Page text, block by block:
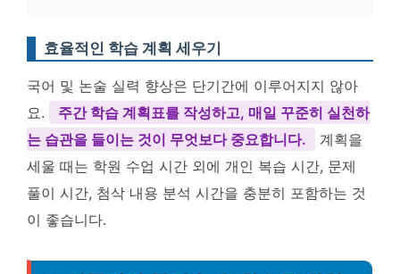
효율적인 학습 계획 세우기
국어 및 논술 실력 향상은 단기간에 이루어지지 않아
요.
주간 학습 계획표를 작성하고, 매일 꾸준히 실천하
는 습관을 들이는 것이 무엇보다 중요합니다.
계획을
세울 때는 학원 수업 시간 외에 개인 복습 시간, 문제
풀이 시간, 첨삭 내용 분석 시간을 충분히 포함하는 것
이 좋습니다.